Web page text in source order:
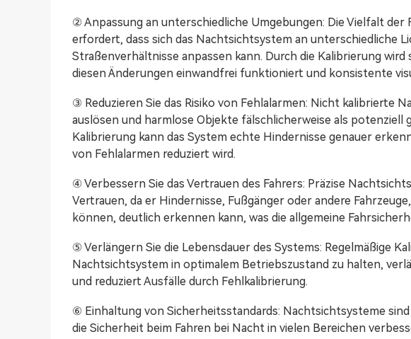
② Anpassung an unterschiedliche Umgebungen: Die Vielfalt der
erfordert, dass sich das Nachtsichtsystem an unterschiedliche
Straßenverhältnisse anpassen kann. Durch die Kalibrierung
diesen Änderungen einwandfrei funktioniert und konsistente
③ Reduzieren Sie das Risiko von Fehlalarmen: Nicht kalibrierte
auslösen und harmlose Objekte fälschlicherweise als potenziell
Kalibrierung kann das System echte Hindernisse genauer
von Fehlalarmen reduziert wird.
④ Verbessern Sie das Vertrauen des Fahrers: Präzise
Vertrauen, da er Hindernisse, Fußgänger oder andere
können, deutlich erkennen kann, was die allgemeine
⑤ Verlängern Sie die Lebensdauer des Systems: Regelmäßige
Nachtsichtsystem in optimalem Betriebszustand zu halten,
und reduziert Ausfälle durch Fehlkalibrierung.
⑥ Einhaltung von Sicherheitsstandards: Nachtsichtsysteme
die Sicherheit beim Fahren bei Nacht in vielen Bereichen